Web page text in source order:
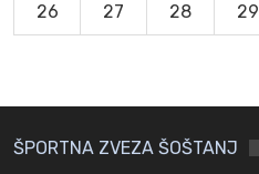
26 27 28 29
ŠPORTNA ZVEZA ŠOŠTANJ